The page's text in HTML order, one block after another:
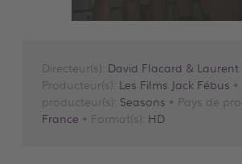
Directeur(s): David Flacard &
Producteur(s): Les Films Jack Fébus
producteur(s): Seasons • Pays de
France • Format(s): HD